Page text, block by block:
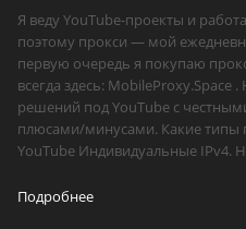
Я веду YouTube-проекты и
поэтому прокси — мой
первую очередь я покупаю
всегда здесь: MobileProxy.Space
решений под YouTube с
плюсами/минусами. Какие типы
YouTube Индивидуальные IPv4.
Подробнее